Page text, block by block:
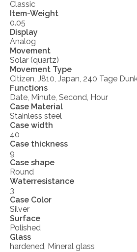
Classic
Item-Weight
0.05
Display
Analog
Movement
Solar (quartz)
Movement Type
Citizen, J810, Japan, 240 Tage
Functions
Date, Minute, Second, Hour
Case Material
Stainless steel
Case width
40
Case thickness
9
Case shape
Round
Waterresistance
3
Case Color
Silver
Surface
Polished
Glass
hardened, Mineral glass